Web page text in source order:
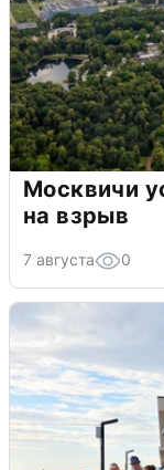
Москвичи
на взрыв
7 августа 0